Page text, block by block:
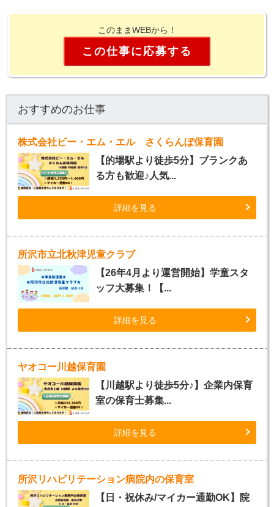
このままWEBから！
この仕事に応募する
おすすめのお仕事
株式会社ビー・エム・エル さくらんぼ保育園
【的場駅より徒歩5分】ブランクあ
る方も歓迎♪人気...
詳細を見る
所沢市立北秋津児童クラブ
【26年4月より運営開始】学童スタ
ッフ大募集！【...
詳細を見る
ヤオコー川越保育園
【川越駅より徒歩5分♪】企業内保育
室の保育士募集...
詳細を見る
所沢リハビリテーション病院内の保育室
【日・祝休み/マイカー通勤OK】院